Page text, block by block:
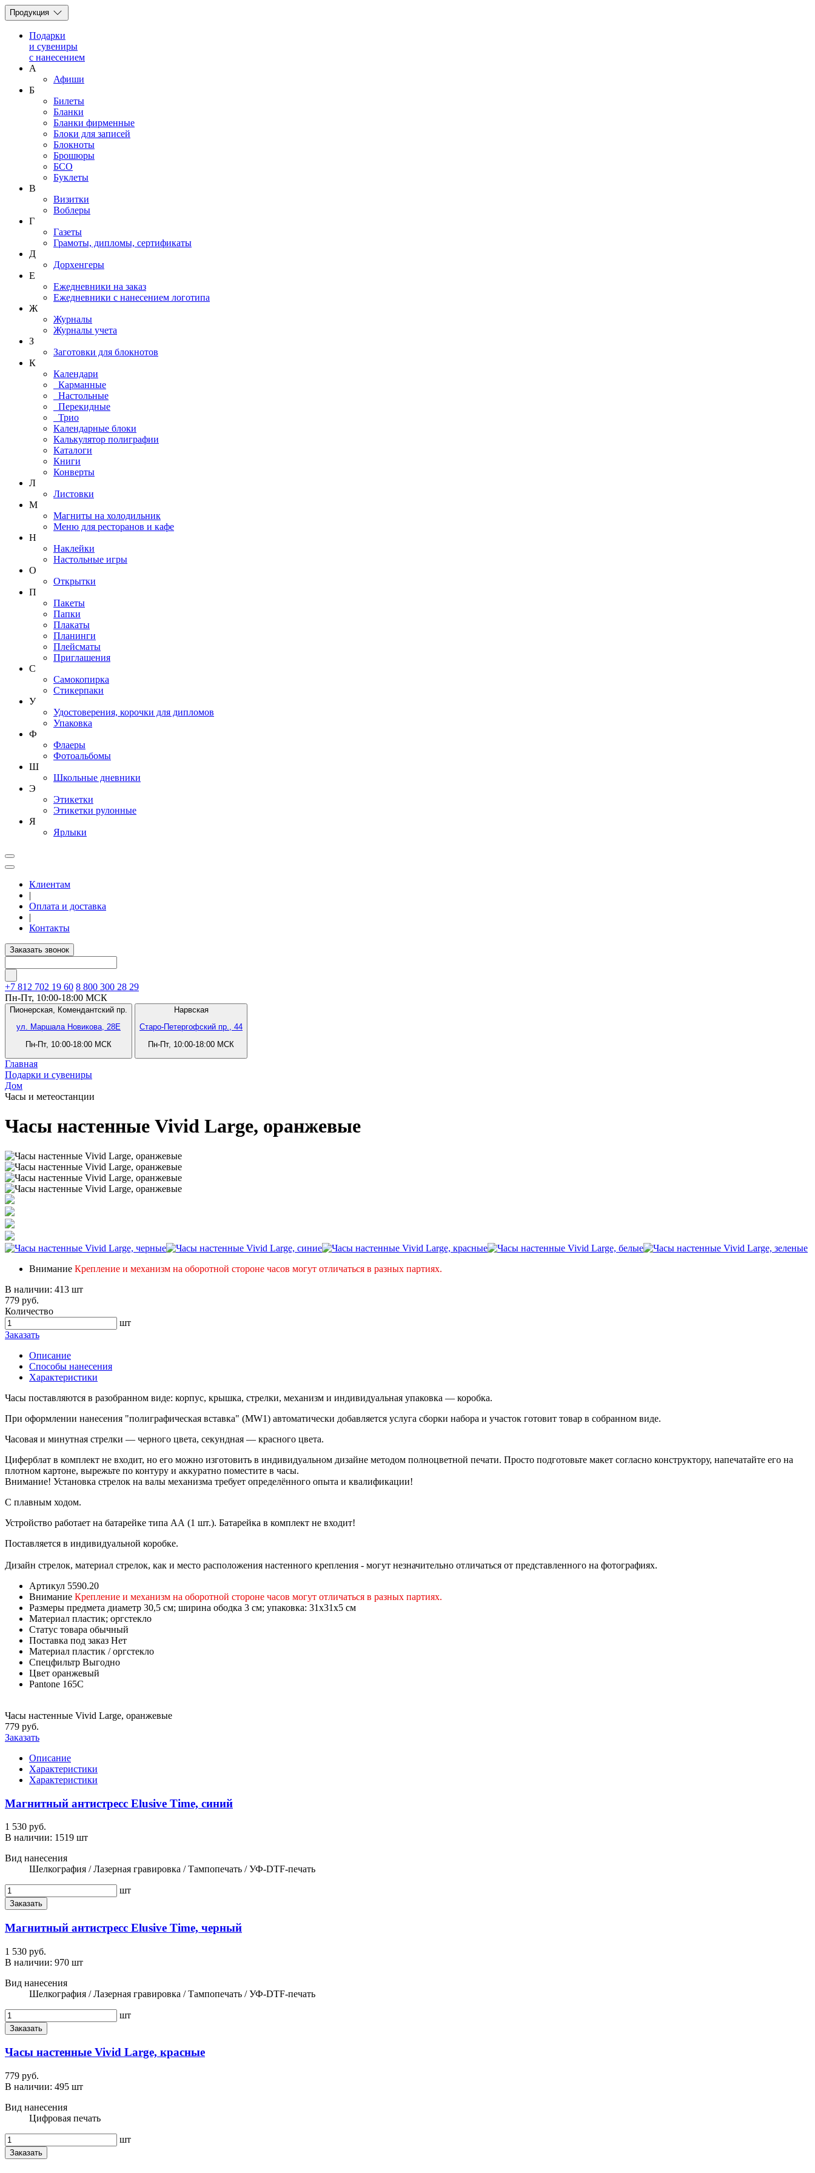
Продукция
Подарки
и сувениры
с нанесением
А
Афиши
Б
Билеты
Бланки
Бланки фирменные
Блоки для записей
Блокноты
Брошюры
БСО
Буклеты
В
Визитки
Воблеры
Г
Газеты
Грамоты, дипломы, сертификаты
Д
Дорхенгеры
Е
Ежедневники на заказ
Ежедневники с нанесением логотипа
Ж
Журналы
Журналы учета
З
Заготовки для блокнотов
К
Календари
Карманные
Настольные
Перекидные
Трио
Календарные блоки
Калькулятор полиграфии
Каталоги
Книги
Конверты
Л
Листовки
М
Магниты на холодильник
Меню для ресторанов и кафе
Н
Наклейки
Настольные игры
О
Открытки
П
Пакеты
Папки
Плакаты
Планинги
Плейсматы
Приглашения
С
Самокопирка
Стикерпаки
У
Удостоверения, корочки для дипломов
Упаковка
Ф
Флаеры
Фотоальбомы
Ш
Школьные дневники
Э
Этикетки
Этикетки рулонные
Я
Ярлыки
Клиентам
|
Оплата и доставка
|
Контакты
Заказать звонок
+7 812 702 19 60 8 800 300 28 29
Пн-Пт, 10:00-18:00 МСК
Пионерская, Комендантский пр.
ул. Маршала Новикова, 28Е
Пн-Пт, 10:00-18:00 МСК
Нарвская
Старо-Петергофский пр., 44
Пн-Пт, 10:00-18:00 МСК
Главная
Подарки и сувениры
Дом
Часы и метеостанции
Часы настенные Vivid Large, оранжевые
Внимание Крепление и механизм на оборотной стороне часов могут отличаться в разных партиях.
В наличии: 413 шт
779 руб.
Количество
шт
Заказать
Описание
Способы нанесения
Характеристики
Часы поставляются в разобранном виде: корпус, крышка, стрелки, механизм и индивидуальная упаковка — коробка.
При оформлении нанесения "полиграфическая вставка" (MW1) автоматически добавляется услуга сборки набора и участок готовит товар в собранном виде.
Часовая и минутная стрелки — черного цвета, секундная — красного цвета.
Циферблат в комплект не входит, но его можно изготовить в индивидуальном дизайне методом полноцветной печати. Просто подготовьте макет согласно конструктору, напечатайте его на
плотном картоне, вырежьте по контуру и аккуратно поместите в часы.
Внимание! Установка стрелок на валы механизма требует определённого опыта и квалификации!
С плавным ходом.
Устройство работает на батарейке типа АА (1 шт.). Батарейка в комплект не входит!
Поставляется в индивидуальной коробке.
Дизайн стрелок, материал стрелок, как и место расположения настенного крепления - могут незначительно отличаться от представленного на фотографиях.
Артикул 5590.20
Внимание Крепление и механизм на оборотной стороне часов могут отличаться в разных партиях.
Размеры предмета диаметр 30,5 см; ширина ободка 3 см; упаковка: 31х31х5 см
Материал пластик; оргстекло
Статус товара обычный
Поставка под заказ Нет
Материал пластик / оргстекло
Спецфильтр Выгодно
Цвет оранжевый
Pantone 165C
Часы настенные Vivid Large, оранжевые
779 руб.
Заказать
Описание
Характеристики
Характеристики
Магнитный антистресс Elusive Time, синий
1 530 руб.
В наличии: 1519 шт
Вид нанесения
Шелкография / Лазерная гравировка / Тампопечать / УФ-DTF-печать
шт
Заказать
Магнитный антистресс Elusive Time, черный
1 530 руб.
В наличии: 970 шт
Вид нанесения
Шелкография / Лазерная гравировка / Тампопечать / УФ-DTF-печать
шт
Заказать
Часы настенные Vivid Large, красные
779 руб.
В наличии: 495 шт
Вид нанесения
Цифровая печать
шт
Заказать